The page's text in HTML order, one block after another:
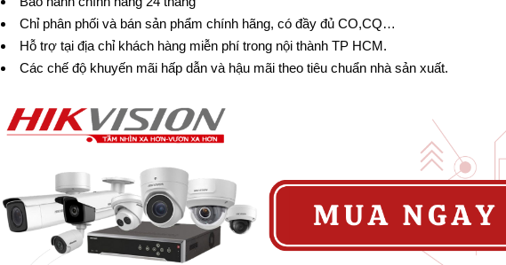
Chỉ phân phối và bán sản phẩm chính hãng, có đầy đủ CO,CQ…
Hỗ trợ tại địa chỉ khách hàng miễn phí trong nội thành TP HCM.
Các chế độ khuyến mãi hấp dẫn và hậu mãi theo tiêu chuẩn nhà sản xuất.